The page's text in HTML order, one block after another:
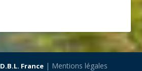
D.B.L. France| Mentions légales